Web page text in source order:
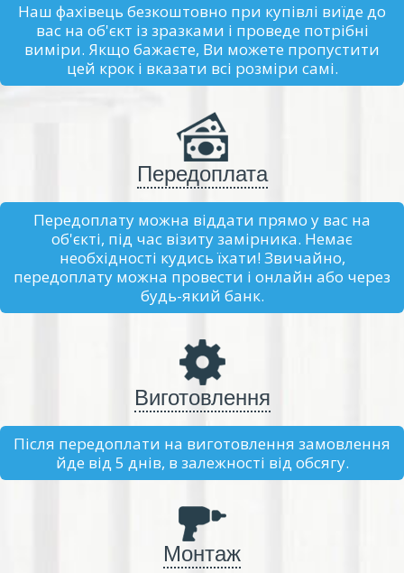
Наш фахівець безкоштовно при купівлі виїде до
вас на об'єкт із зразками і проведе потрібні
виміри. Якщо бажаєте, Ви можете пропустити
цей крок і вказати всі розміри самі.
Передоплата
Передоплату можна віддати прямо у вас на
об'єкті, під час візиту замірника. Немає
необхідності кудись їхати! Звичайно,
передоплату можна провести і онлайн або через
будь-який банк.
Виготовлення
Після передоплати на виготовлення замовлення
йде від 5 днів, в залежності від обсягу.
Монтаж